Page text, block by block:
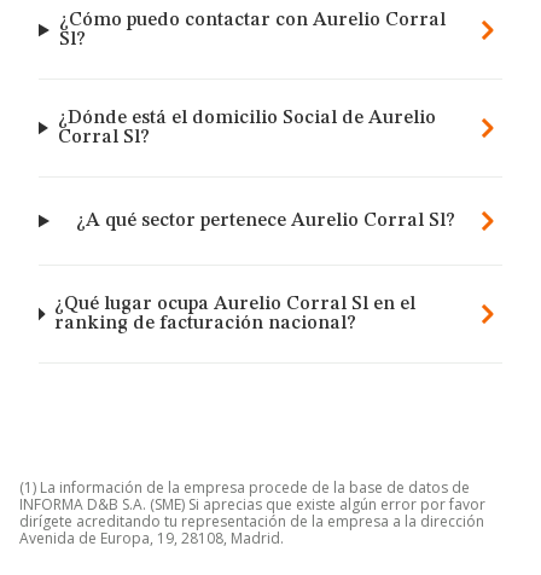
¿Cómo puedo contactar con Aurelio Corral
Sl?
¿Dónde está el domicilio Social de Aurelio
Corral Sl?
¿A qué sector pertenece Aurelio Corral Sl?
¿Qué lugar ocupa Aurelio Corral Sl en el
ranking de facturación nacional?
(1) La información de la empresa procede de la base de datos de
INFORMA D&B S.A. (SME) Si aprecias que existe algún error por favor
dirígete acreditando tu representación de la empresa a la dirección
Avenida de Europa, 19, 28108, Madrid.